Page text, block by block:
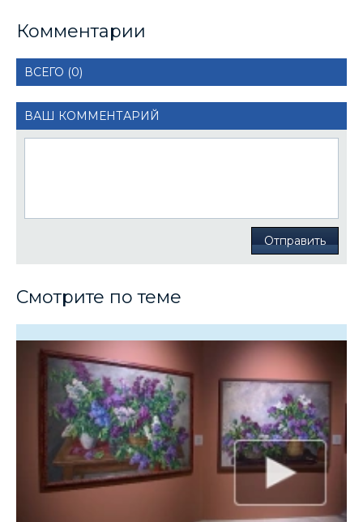
Комментарии
ВСЕГО (0)
ВАШ КОММЕНТАРИЙ
Отправить
Смотрите по теме